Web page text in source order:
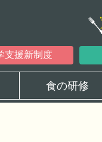
支援新制度
食の研修